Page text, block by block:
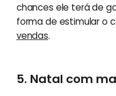
chances ele terá de
forma de estimular o
vendas.
5. Natal com